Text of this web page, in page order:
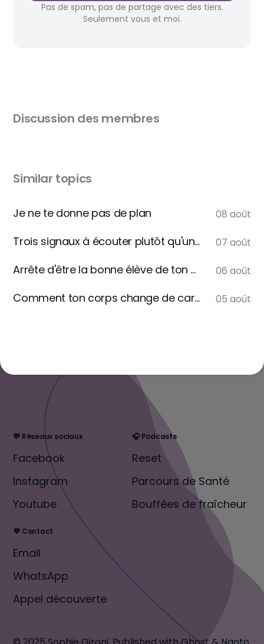
Pas de spam, pas de partage avec des tiers.
Seulement vous et moi.
Discussion des membres
Similar topics
Je ne te donne pas de plan 08 août
Trois signaux à écouter plutôt qu'une règle 07 août
Arrête d'être la bonne élève de ton assiette 06 août
Comment ton corps change de carburant 05 août
💬 Réseaux sociaux
Facebook
Instagram
Youtube
🎧 Podcasts
Reset
Parcours de Santé
Bouffées de fraîcheur
💜 Contact
Email
WhatsApp
Appel découverte